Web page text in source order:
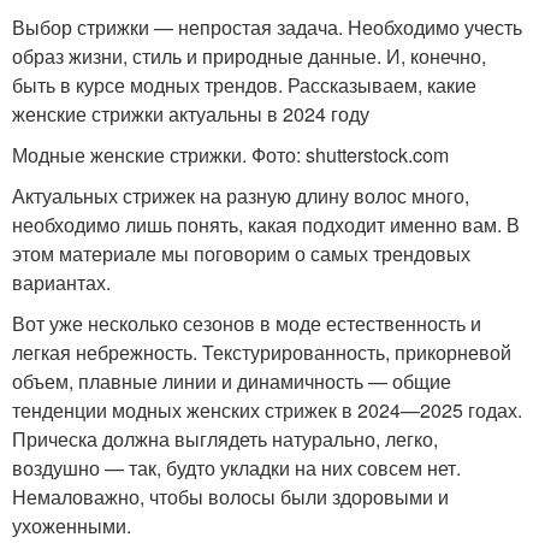
Выбор стрижки — непростая задача. Необходимо учесть
образ жизни, стиль и природные данные. И, конечно,
быть в курсе модных трендов. Рассказываем, какие
женские стрижки актуальны в 2024 году
Модные женские стрижки. Фото: shutterstock.com
Актуальных стрижек на разную длину волос много,
необходимо лишь понять, какая подходит именно вам. В
этом материале мы поговорим о самых трендовых
вариантах.
Вот уже несколько сезонов в моде естественность и
легкая небрежность. Текстурированность, прикорневой
объем, плавные линии и динамичность — общие
тенденции модных женских стрижек в 2024—2025 годах.
Прическа должна выглядеть натурально, легко,
воздушно — так, будто укладки на них совсем нет.
Немаловажно, чтобы волосы были здоровыми и
ухоженными.